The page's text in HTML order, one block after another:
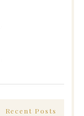
Recent Posts